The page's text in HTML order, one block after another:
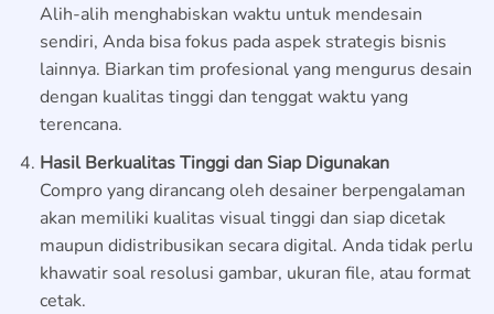
Alih-alih menghabiskan waktu untuk mendesain
sendiri, Anda bisa fokus pada aspek strategis bisnis
lainnya. Biarkan tim profesional yang mengurus desain
dengan kualitas tinggi dan tenggat waktu yang
terencana.
Hasil Berkualitas Tinggi dan Siap Digunakan
Compro yang dirancang oleh desainer berpengalaman
akan memiliki kualitas visual tinggi dan siap dicetak
maupun didistribusikan secara digital. Anda tidak perlu
khawatir soal resolusi gambar, ukuran file, atau format
cetak.